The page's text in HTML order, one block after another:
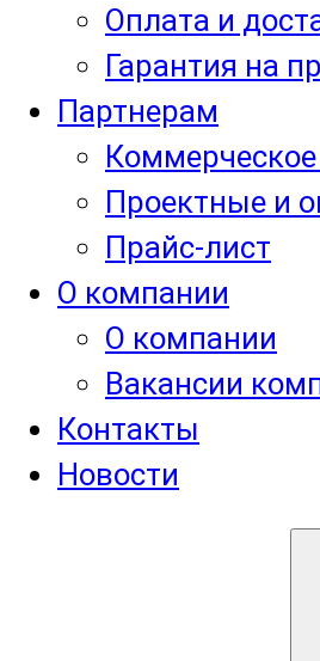
Оплата и
Гарантия на
Партнерам
Проектные и
Прайс-лист
О компании
О компании
Вакансии
Контакты
Новости